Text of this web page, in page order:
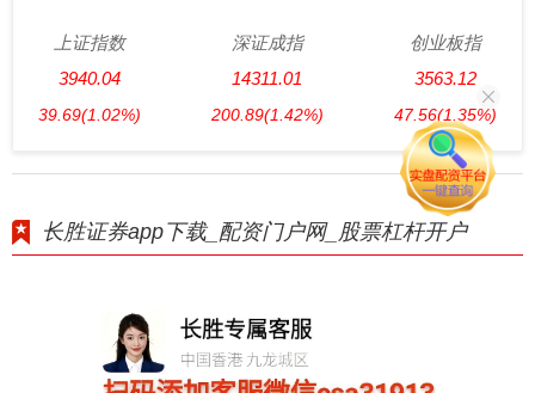
上证指数
3940.04
39.69(1.02%)
深证成指
14311.01
200.89(1.42%)
创业板指
3563.12
47.56(1.35%)
长胜证券app下载_配资门户网_股票杠杆开户